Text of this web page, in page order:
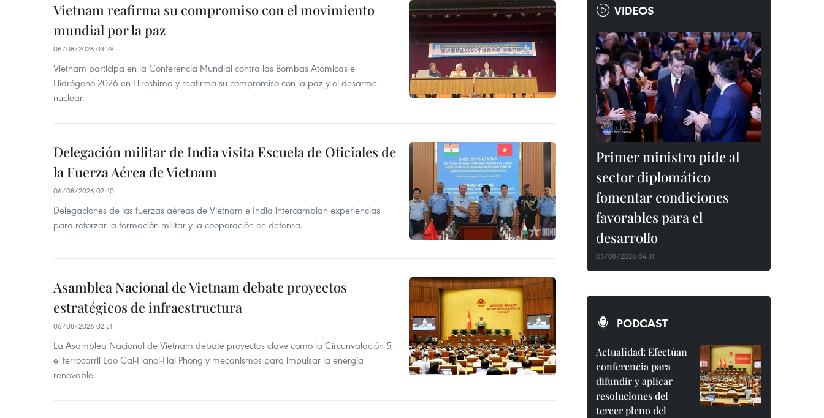
Vietnam reafirma su compromiso con el movimiento
mundial por la paz
06/08/2026 03:29
Vietnam participa en la Conferencia Mundial contra las Bombas Atómicas e
Hidrógeno 2026 en Hiroshima y reafirma su compromiso con la paz y el desarme
nuclear.
Delegación militar de India visita Escuela de Oficiales de
la Fuerza Aérea de Vietnam
06/08/2026 02:40
Delegaciones de las fuerzas aéreas de Vietnam e India intercambian experiencias
para reforzar la formación militar y la cooperación en defensa.
Asamblea Nacional de Vietnam debate proyectos
estratégicos de infraestructura
06/08/2026 02:31
La Asamblea Nacional de Vietnam debate proyectos clave como la Circunvalación 5,
el ferrocarril Lao Cai-Hanoi-Hai Phong y mecanismos para impulsar la energía
renovable.
VIDEOS
Primer ministro pide al
sector diplomático
fomentar condiciones
favorables para el
desarrollo
05/08/2026 04:31
PODCAST
Actualidad: Efectúan
conferencia para
difundir y aplicar
resoluciones del
tercer pleno del